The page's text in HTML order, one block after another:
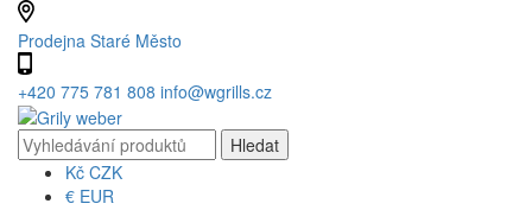
Prodejna Staré Město
+420 775 781 808 info@wgrills.cz
Kč CZK
€ EUR